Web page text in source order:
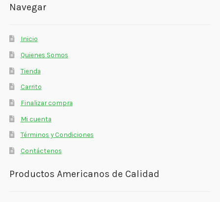
Navegar
Inicio
Quienes Somos
Tienda
Carrito
Finalizar compra
Mi cuenta
Términos y Condiciones
Contáctenos
Productos Americanos de Calidad